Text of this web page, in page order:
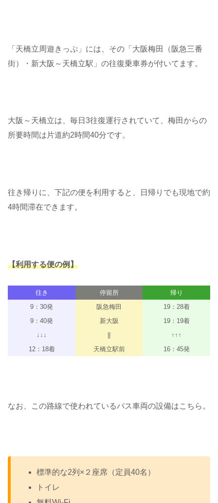
「天橋立周遊きっぷ」には、その「大阪梅田（阪急三番
街）・新大阪～天橋立駅」の往復乗車券が付いてます。
大阪～天橋立は、毎日3往復運行されていて、梅田からの
所要時間は片道約2時間40分です。
往き帰りに、下記の便を利用すると、日帰りでも現地で約
4時間滞在できます。
【利用する便の例】
往き 停留所
帰り
9：30発
阪急梅田
19：28着
9：40発
新大阪
19：19着
↓↓↓
↑↑↑
12：18着
天橋立駅前 16：45発
なお、この路線で使われているバス車両の設備はこちら。
標準的な2列×２座席（定員40名）
トイレ